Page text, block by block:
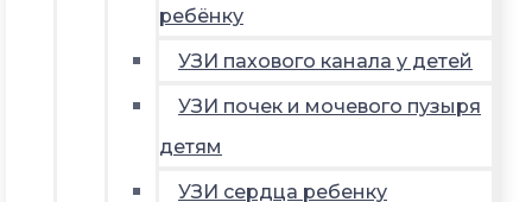
ребёнку
УЗИ пахового канала у детей
УЗИ почек и мочевого пузыря
детям
УЗИ сердца ребенку